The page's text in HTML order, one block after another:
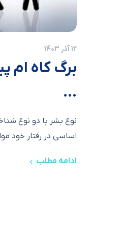
12 آذر 1403
برگ کاه ام
…
نوع بشر با دو نوع
اساسی در رفتار خود
ادامه مطلب